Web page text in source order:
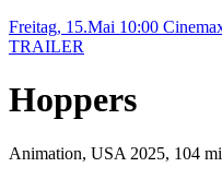
Freitag, 15.Mai 10:00
TRAILER
Hoppers
Animation, USA 2025, 104